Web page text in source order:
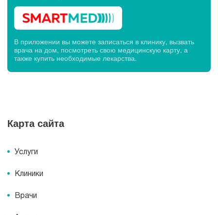
В приложении вы можете записаться в клинику, вызвать
врача на дом, посмотреть свою медицинскую карту, а
также купить необходимые лекарства.
Карта сайта
Услуги
Клиники
Врачи